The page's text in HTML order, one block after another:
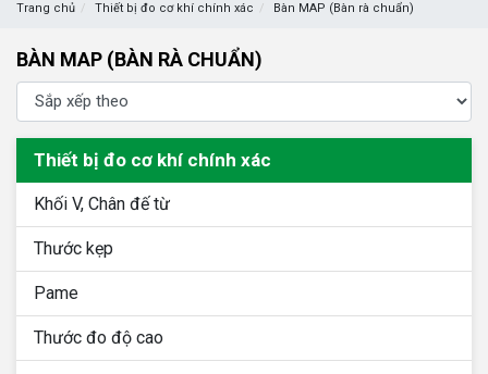
Trang chủ Thiết bị đo cơ khí chính xác Bàn MAP (Bàn rà chuẩn)
BÀN MAP (BÀN RÀ CHUẨN)
Thiết bị đo cơ khí chính xác
Khối V, Chân đế từ
Thước kẹp
Pame
Thước đo độ cao